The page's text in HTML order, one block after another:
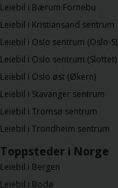
Leiebil i Bærum Fornebu
Leiebil i Kristiansand sentrum
Leiebil i Oslo sentrum (Oslo-S)
Leiebil i Oslo sentrum (Slottet)
Leiebil i Oslo øst (Økern)
Leiebil i Stavanger sentrum
Leiebil i Tromsø sentrum
Leiebil i Trondheim sentrum
Toppsteder i Norge
Leiebil i Bergen
Leiebil i Bodø